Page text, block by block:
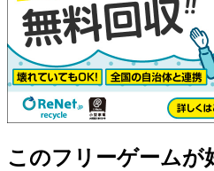
このフリーゲームが